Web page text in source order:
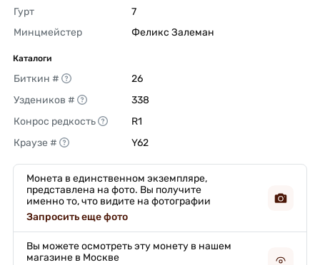
Гурт
7
Минцмейстер
Феликс Залеман
Каталоги
Биткин #
26
Уздеников #
338
Конрос редкость
R1
Краузе #
Y62
Монета в единственном экземпляре,
представлена на фото. Вы получите
именно то, что видите на фотографии
Запросить еще фото
Вы можете осмотреть эту монету в нашем
магазине в Москве